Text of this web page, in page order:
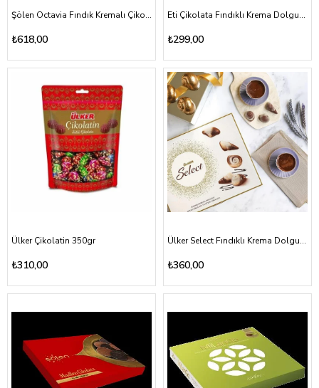
Şölen Octavia Fındık Kremalı Çikolata 262gr
₺618,00
Eti Çikolata Fındıklı Krema Dolgulu 300gr
₺299,00
Ülker Çikolatin 350gr
₺310,00
Ülker Select Fındıklı Krema Dolgulu Beyaz Çikolata ve Sütlü Çikolata 240gr
₺360,00